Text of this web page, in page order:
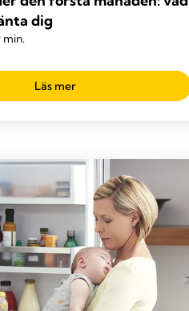
dig
min.
Läs mer